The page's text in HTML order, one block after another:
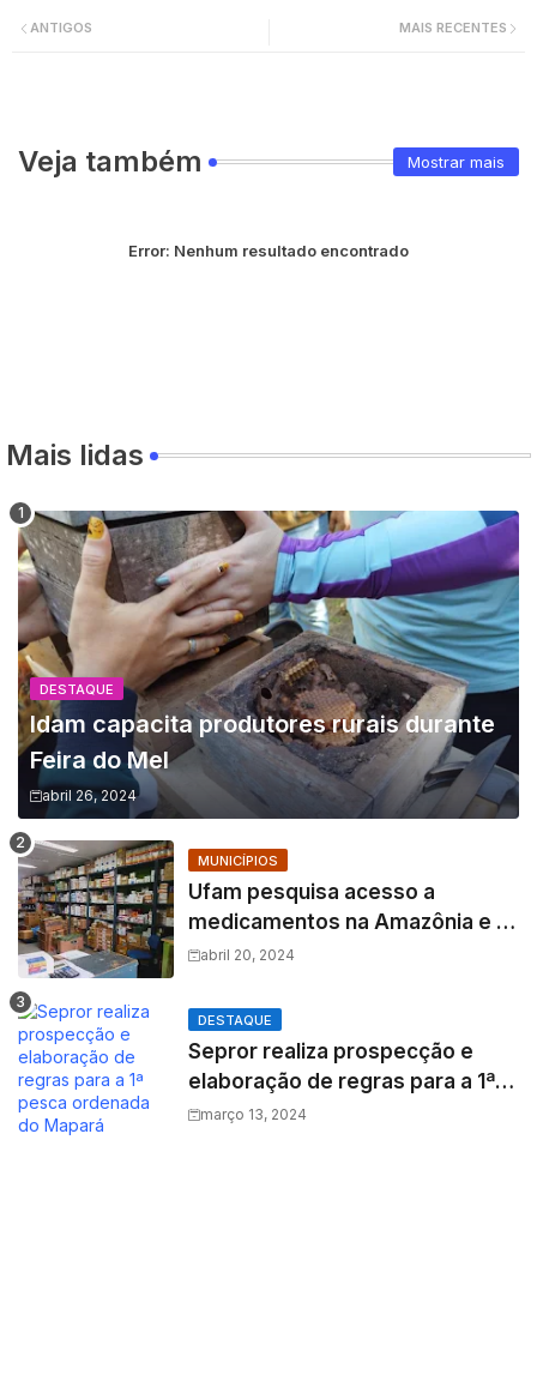
MAIS RECENTES
ANTIGOS
Veja também Mostrar mais
Error: Nenhum resultado encontrado
Mais lidas
DESTAQUE
Idam capacita produtores rurais durante
Feira do Mel
abril 26, 2024
MUNICÍPIOS
Ufam pesquisa acesso a
medicamentos na Amazônia e o
fator amazônico sobre a
abril 20, 2024
DESTAQUE
Sepror realiza prospecção e
elaboração de regras para a 1ª
pesca ordenada do Mapará
março 13, 2024